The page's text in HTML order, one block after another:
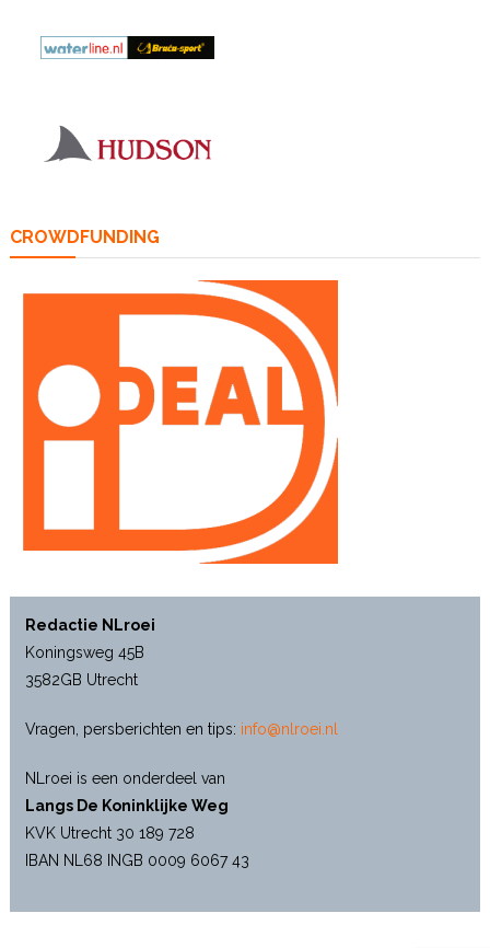
CROWDFUNDING
Redactie NLroei
Koningsweg 45B
3582GB Utrecht
Vragen, persberichten en tips: info@nlroei.nl
NLroei is een onderdeel van
Langs De Koninklijke Weg
KVK Utrecht 30 189 728
IBAN NL68 INGB 0009 6067 43